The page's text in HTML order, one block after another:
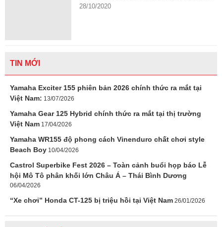
28/10/2020
TIN MỚI
Yamaha Exciter 155 phiên bản 2026 chính thức ra mắt tại
Việt Nam: 13/07/2026
Yamaha Gear 125 Hybrid chính thức ra mắt tại thị trường
Việt Nam 17/04/2026
Yamaha WR155 độ phong cách Vinenduro chất chơi style
Beach Boy 10/04/2026
Castrol Superbike Fest 2026 – Toàn cảnh buổi họp báo Lễ
hội Mô Tô phân khối lớn Châu Á – Thái Bình Dương
06/04/2026
“Xe chơi” Honda CT-125 bị triệu hồi tại Việt Nam 26/01/2026